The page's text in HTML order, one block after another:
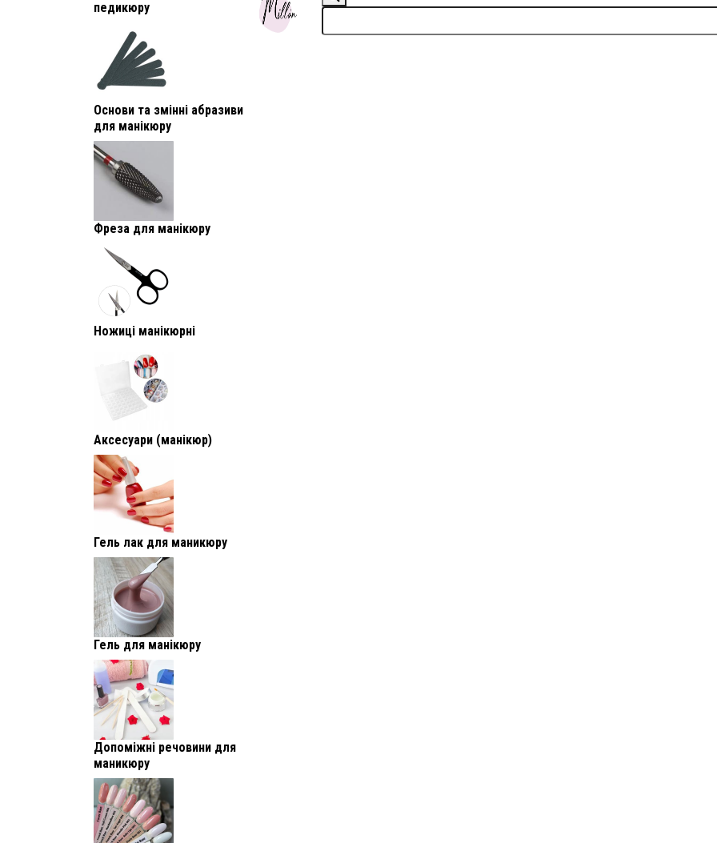
педикюру
Основи та змінні абразиви
для манікюру
Фреза для манікюру
Ножиці манікюрні
Аксесуари (манікюр)
Гель лак для маникюру
Гель для манікюру
Допоміжні речовини для
маникюру